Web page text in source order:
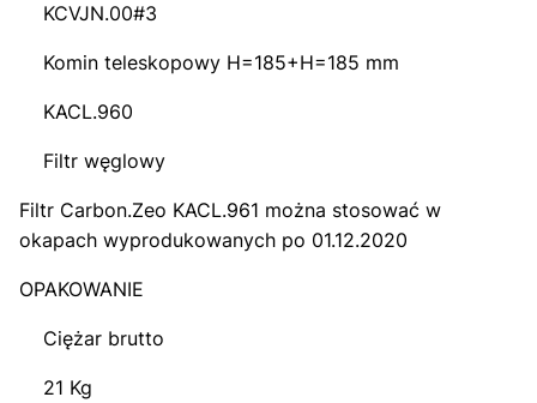
KCVJN.00#3
Komin teleskopowy H=185+H=185 mm
KACL.960
Filtr węglowy
Filtr Carbon.Zeo KACL.961 można stosować w
okapach wyprodukowanych po 01.12.2020
OPAKOWANIE
Ciężar brutto
21 Kg